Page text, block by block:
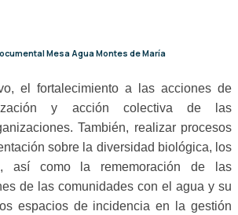
Mesa Agua Montes de María
el fortalecimiento a las acciones de
y acción colectiva de las
También, realizar procesos
sobre la diversidad biológica, los
así como la rememoración de las
de las comunidades con el agua y su
espacios de incidencia en la gestión